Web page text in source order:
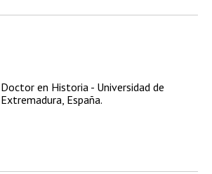
Doctor en Historia - Universidad de
Extremadura, España.